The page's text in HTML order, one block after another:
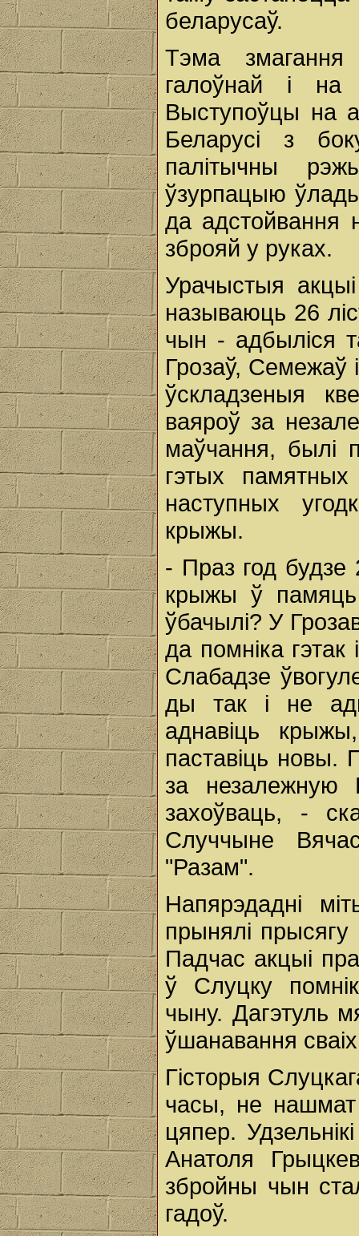
беларусаў.
Тэма
галоўнай і на
Выступоўцы на
Беларусі з
палітычны
ўзурпацыю
да адстойвання
зброяй у руках.
Урачыстыя
называюць 26
чын - адбыліся
Грозаў,
ўскладзеныя
ваяроў за
маўчання, былі
гэтых
наступных
крыжы.
- Праз год будзе
крыжы ў памяць
ўбачылі? У
да помніка
Слабадзе
ды так і не
аднавіць
паставіць новы.
за незалежную
захоўваць, -
Случчыне
"Разам".
Напярэдадні
прынялі прысягу
Падчас акцыі
ў Слуцку
чыну. Дагэтуль
ўшанавання
Гісторыя
часы, не
цяпер.
Анатоля
збройны чын
гадоў.